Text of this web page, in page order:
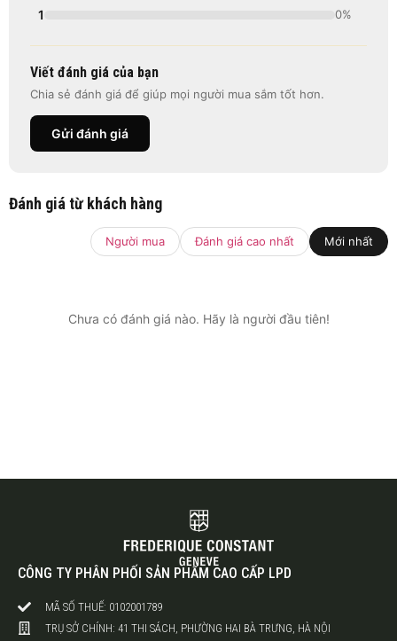
1 0%
Viết đánh giá của bạn
Chia sẻ đánh giá để giúp mọi người mua sắm tốt hơn.
Gửi đánh giá
Đánh giá từ khách hàng
Người mua Đánh giá cao nhất Mới nhất
Chưa có đánh giá nào. Hãy là người đầu tiên!
CÔNG TY PHÂN PHỐI SẢN PHẨM CAO CẤP LPD
MÃ SỐ THUẾ: 0102001789
TRỤ SỞ CHÍNH: 41 THI SÁCH, PHƯỜNG HAI BÀ TRƯNG, HÀ NỘI